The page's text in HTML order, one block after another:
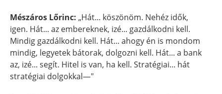
Mészáros Lőrinc: „Hát... köszönöm. Nehéz idők,
igen. Hát... az embereknek, izé... gazdálkodni kell.
Mindig gazdálkodni kell. Hát... ahogy én is mondom
mindig, legyetek bátorak, dolgozni kell. Hát... a bank
az, izé... segít. Hitel is van, ha kell. Stratégiai... hát
stratégiai dolgokkal—"